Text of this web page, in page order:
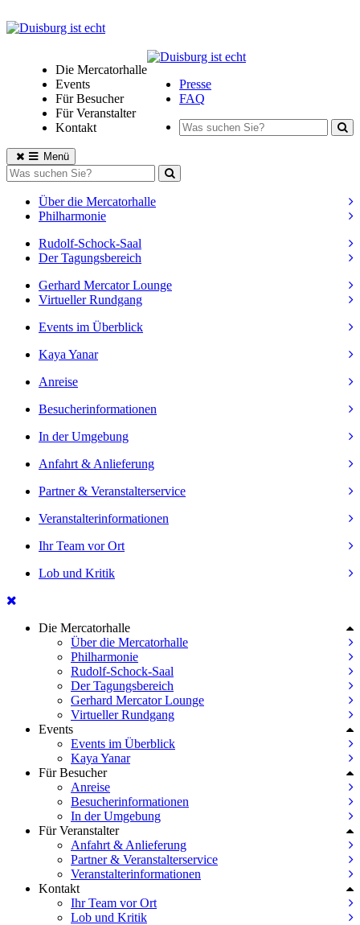
Presse
FAQ
Die Mercatorhalle
Events
Für Besucher
Für Veranstalter
Kontakt
Menü
Über die Mercatorhalle
Philharmonie
Rudolf-Schock-Saal
Der Tagungsbereich
Gerhard Mercator Lounge
Virtueller Rundgang
Events im Überblick
Kaya Yanar
Anreise
Besucherinformationen
In der Umgebung
Anfahrt & Anlieferung
Partner & Veranstalterservice
Veranstalterinformationen
Ihr Team vor Ort
Lob und Kritik
Die Mercatorhalle
Über die Mercatorhalle
Philharmonie
Rudolf-Schock-Saal
Der Tagungsbereich
Gerhard Mercator Lounge
Virtueller Rundgang
Events
Events im Überblick
Kaya Yanar
Für Besucher
Anreise
Besucherinformationen
In der Umgebung
Für Veranstalter
Anfahrt & Anlieferung
Partner & Veranstalterservice
Veranstalterinformationen
Kontakt
Ihr Team vor Ort
Lob und Kritik